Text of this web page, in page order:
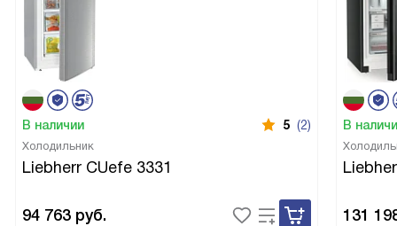
В наличии 5 (2)
Холодильник
Liebherr CUefe 3331
94 763 руб.
В
131